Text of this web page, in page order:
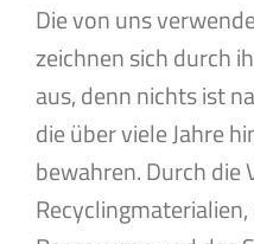
Die von uns
zeichnen sich durch
aus, denn nichts ist
die über viele Jahre
bewahren. Durch die